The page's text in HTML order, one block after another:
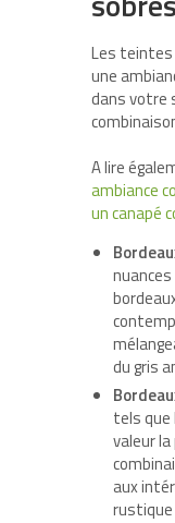
Les teintes
une
dans votre
A lire
ambiance
un canapé
du gris
tels que
valeur
aux
rustique